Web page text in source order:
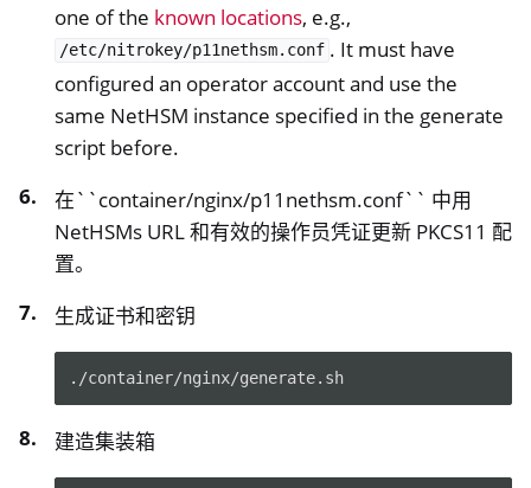
one of the known locations, e.g.,
/etc/nitrokey/p11nethsm.conf . It must have
configured an operator account and use the
same NetHSM instance specified in the generate
script before.
在``container/nginx/p11nethsm.conf`` 中用
NetHSMs URL 和有效的操作员凭证更新 PKCS11 配
置。
生成证书和密钥
./container/nginx/generate.sh
建造集装箱